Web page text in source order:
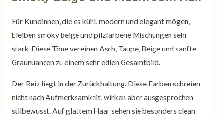
Für Kundinnen, die es kühl, modern und elegant mögen,
bleiben smoky beige und pilzfarbene Mischungen sehr
stark. Diese Töne vereinen Asch, Taupe, Beige und sanfte
Graunuancen zu einem sehr edlen Gesamtbild.
Der Reiz liegt in der Zurückhaltung. Diese Farben schreien
nicht nach Aufmerksamkeit, wirken aber ausgesprochen
stilbewusst. Auf glattem Haar sehen sie besonders clean